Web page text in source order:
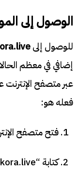
الوصول إلى
للوصول إلى
إضافي في معظم
عبر متصفح
فعله هو:
فتح متصفح
كتابة “buzkora.live” في شريط العناوين.